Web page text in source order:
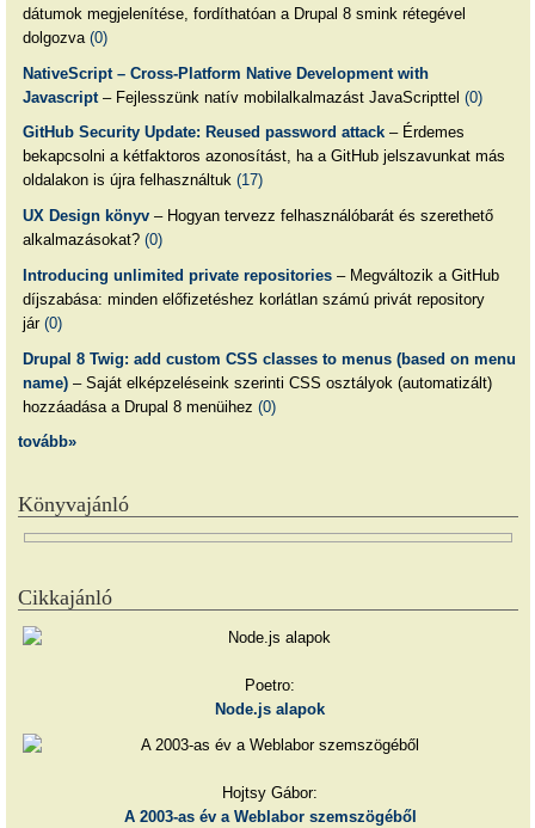
dátumok megjelenítése, fordíthatóan a Drupal 8 smink rétegével
dolgozva (0)
NativeScript – Cross-Platform Native Development with
Javascript– Fejlesszünk natív mobilalkalmazást JavaScripttel (0)
GitHub Security Update: Reused password attack– Érdemes
bekapcsolni a kétfaktoros azonosítást, ha a GitHub jelszavunkat más
oldalakon is újra felhasználtuk (17)
UX Design könyv– Hogyan tervezz felhasználóbarát és szerethető
alkalmazásokat? (0)
Introducing unlimited private repositories– Megváltozik a GitHub
díjszabása: minden előfizetéshez korlátlan számú privát repository
jár (0)
Drupal 8 Twig: add custom CSS classes to menus (based on menu
name)– Saját elképzeléseink szerinti CSS osztályok (automatizált)
hozzáadása a Drupal 8 menüihez (0)
tovább»
Könyvajánló
Cikkajánló
Poetro:
Node.js alapok
Hojtsy Gábor:
A 2003-as év a Weblabor szemszögéből